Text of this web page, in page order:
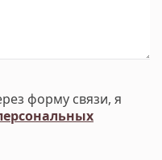
форму связи, я